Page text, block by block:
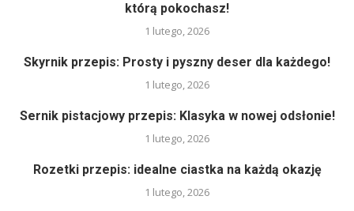
którą pokochasz!
1 lutego, 2026
Skyrnik przepis: Prosty i pyszny deser dla każdego!
1 lutego, 2026
Sernik pistacjowy przepis: Klasyka w nowej odsłonie!
1 lutego, 2026
Rozetki przepis: idealne ciastka na każdą okazję
1 lutego, 2026